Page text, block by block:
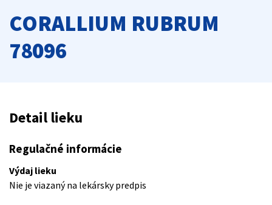
CORALLIUM RUBRUM
78096
Detail lieku
Regulačné informácie
Výdaj lieku
Nie je viazaný na lekársky predpis